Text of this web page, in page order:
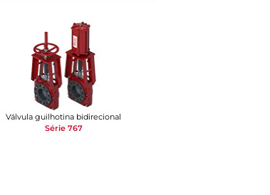
Válvula guilhotina bidirecional
Série 767